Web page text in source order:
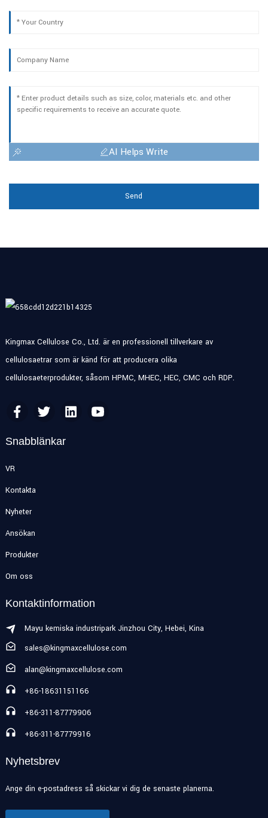
AI Helps Write
Send
Kingmax Cellulose Co., Ltd. är en professionell tillverkare av
cellulosaetrar som är känd för att producera olika
cellulosaeterprodukter, såsom HPMC, MHEC, HEC, CMC och RDP.
Snabblänkar
VR
Kontakta
Nyheter
Ansökan
Produkter
Om oss
Kontaktinformation
Mayu kemiska industripark Jinzhou City, Hebei, Kina
sales@kingmaxcellulose.com
alan@kingmaxcellulose.com
+86-18631151166
+86-311-87779906
+86-311-87779916
Nyhetsbrev
Ange din e-postadress så skickar vi dig de senaste planerna.